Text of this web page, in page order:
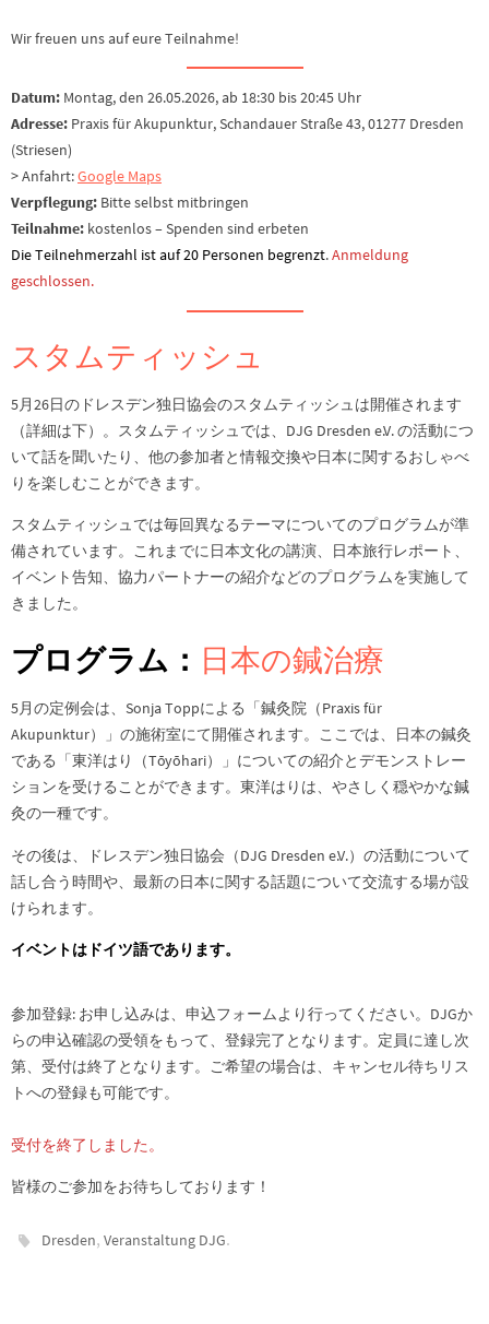
Wir freuen uns auf eure Teilnahme!
Datum: Montag, den 26.05.2026, ab 18:30 bis 20:45 Uhr
Adresse: Praxis für Akupunktur, Schandauer Straße 43, 01277 Dresden
(Striesen)
> Anfahrt:Google Maps
Verpflegung: Bitte selbst mitbringen
Teilnahme: kostenlos – Spenden sind erbeten
Die Teilnehmerzahl ist auf 20 Personen begrenzt.Anmeldung
geschlossen.
スタムティッシュ
5月26日のドレスデン独日協会のスタムティッシュは開催されます
（詳細は下）。スタムティッシュでは、DJG Dresden e.V. の活動につ
いて話を聞いたり、他の参加者と情報交換や日本に関するおしゃべ
りを楽しむことができます。
スタムティッシュでは毎回異なるテーマについてのプログラムが準
備されています。これまでに日本文化の講演、日本旅行レポート、
イベント告知、協力パートナーの紹介などのプログラムを実施して
きました。
プログラム： 日本の鍼治療
5月の定例会は、Sonja Toppによる「鍼灸院（Praxis für
Akupunktur）」の施術室にて開催されます。ここでは、日本の鍼灸
である「東洋はり（Tōyōhari）」についての紹介とデモンストレー
ションを受けることができます。東洋はりは、やさしく穏やかな鍼
灸の一種です。
その後は、ドレスデン独日協会（DJG Dresden e.V.）の活動について
話し合う時間や、最新の日本に関する話題について交流する場が設
けられます。
イベントはドイツ語であります。
参加登録: お申し込みは、申込フォームより行ってください。DJGか
らの申込確認の受領をもって、登録完了となります。定員に達し次
第、受付は終了となります。ご希望の場合は、キャンセル待ちリス
トへの登録も可能です。
受付を終了しました。
皆様のご参加をお待ちしております！
Dresden,Veranstaltung DJG.